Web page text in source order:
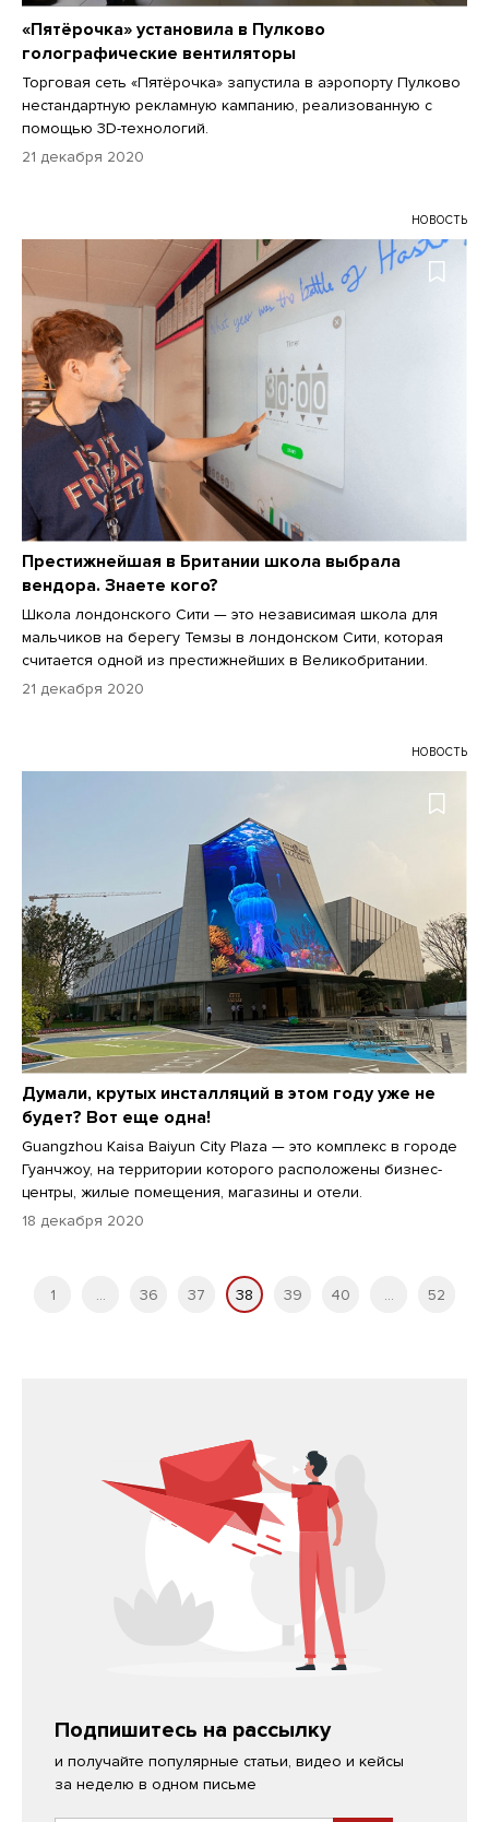
«Пятёрочка» установила в Пулково
голографические вентиляторы
Торговая сеть «Пятёрочка» запустила в аэропорту Пулково
нестандартную рекламную кампанию, реализованную с
помощью 3D-технологий.
21 декабря 2020
НОВОСТЬ
Престижнейшая в Британии школа выбрала
вендора. Знаете кого?
Школа лондонского Сити — это независимая школа для
мальчиков на берегу Темзы в лондонском Сити, которая
считается одной из престижнейших в Великобритании.
21 декабря 2020
НОВОСТЬ
Думали, крутых инсталляций в этом году уже не
будет? Вот еще одна!
Guangzhou Kaisa Baiyun City Plaza — это комплекс в городе
Гуанчжоу, на территории которого расположены бизнес-
центры, жилые помещения, магазины и отели.
18 декабря 2020
1 ... 36 37 38 39 40 ... 52
Подпишитесь на рассылку
и получайте популярные статьи, видео и кейсы
за неделю в одном письме